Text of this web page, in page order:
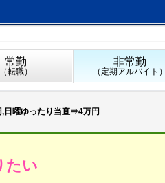
常勤
（転職）
非常勤
（定期アルバイト）
曜ゆったり当直⇒4万円
たい